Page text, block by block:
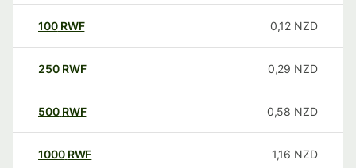
100 RWF 0,12 NZD
250 RWF 0,29 NZD
500 RWF 0,58 NZD
1000 RWF 1,16 NZD